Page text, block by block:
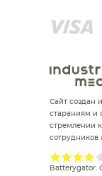
Сайт создан
стараниям и
стремлении
сотрудников
Batterygator.